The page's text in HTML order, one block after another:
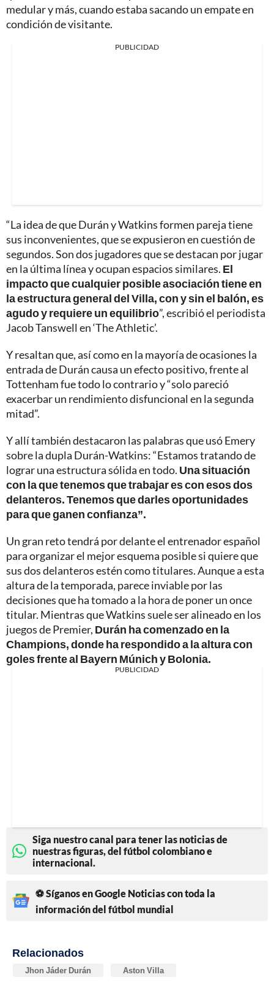
medular y más, cuando estaba sacando un empate en
condición de visitante.
PUBLICIDAD
“La idea de que Durán y Watkins formen pareja tiene
sus inconvenientes, que se expusieron en cuestión de
segundos. Son dos jugadores que se destacan por jugar
en la última línea y ocupan espacios similares. El
impacto que cualquier posible asociación tiene en
la estructura general del Villa, con y sin el balón, es
agudo y requiere un equilibrio”, escribió el periodista
Jacob Tanswell en ‘The Athletic’.
Y resaltan que, así como en la mayoría de ocasiones la
entrada de Durán causa un efecto positivo, frente al
Tottenham fue todo lo contrario y “solo pareció
exacerbar un rendimiento disfuncional en la segunda
mitad”.
Y allí también destacaron las palabras que usó Emery
sobre la dupla Durán-Watkins: “Estamos tratando de
lograr una estructura sólida en todo. Una situación
con la que tenemos que trabajar es con esos dos
delanteros. Tenemos que darles oportunidades
para que ganen confianza”.
Un gran reto tendrá por delante el entrenador español
para organizar el mejor esquema posible si quiere que
sus dos delanteros estén como titulares. Aunque a esta
altura de la temporada, parece inviable por las
decisiones que ha tomado a la hora de poner un once
titular. Mientras que Watkins suele ser alineado en los
juegos de Premier, Durán ha comenzado en la
Champions, donde ha respondido a la altura con
goles frente al Bayern Múnich y Bolonia.
PUBLICIDAD
Siga nuestro canal para tener las noticias de
nuestras figuras, del fútbol colombiano e
internacional.
⚽ Síganos en Google Noticias con toda la
información del fútbol mundial
Relacionados
Jhon Jáder Durán Aston Villa